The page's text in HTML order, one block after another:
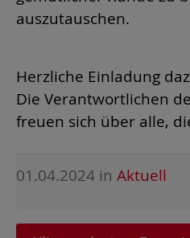
auszutauschen.
Herzliche Einladung
Die Verantwortlichen
freuen sich über alle,
01.04.2024 in Aktuell